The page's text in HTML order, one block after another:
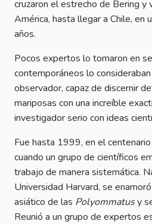
cruzaron el estrecho de Bering y
América, hasta llegar a Chile, en
años.
Pocos expertos lo tomaron en
contemporáneos lo
observador, capaz de discernir
mariposas con una increíble
investigador serio con ideas
Fue hasta 1999, en el
cuando un grupo de científicos
trabajo de manera sistemática.
Universidad Harvard, se
asiático de las Polyommatusy
Reunió a un grupo de expertos